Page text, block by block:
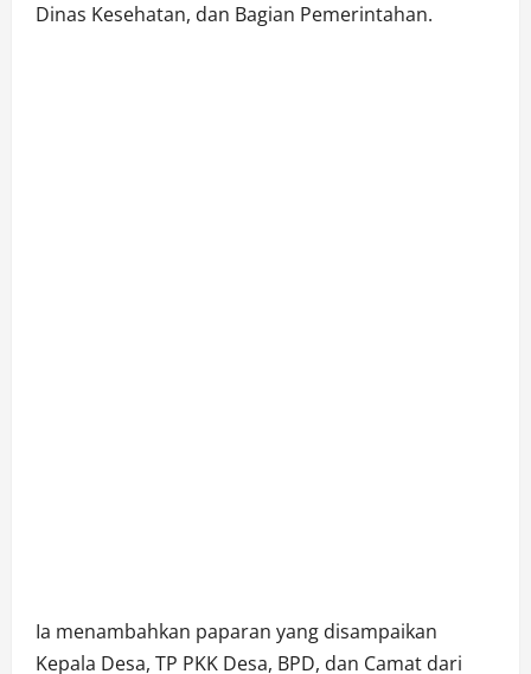
Dinas Kesehatan, dan Bagian Pemerintahan.
Ia menambahkan paparan yang disampaikan
Kepala Desa, TP PKK Desa, BPD, dan Camat dari